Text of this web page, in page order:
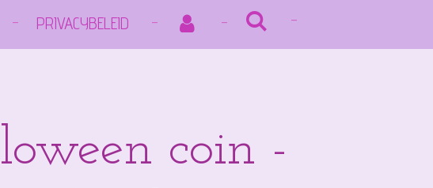
PRIVACYBELEID
coin -